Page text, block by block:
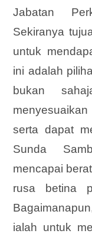
Jabatan
Sekiranya
untuk
ini adalah
bukan
serta dapat
Sunda
mencapai
rusa betina
ialah untuk